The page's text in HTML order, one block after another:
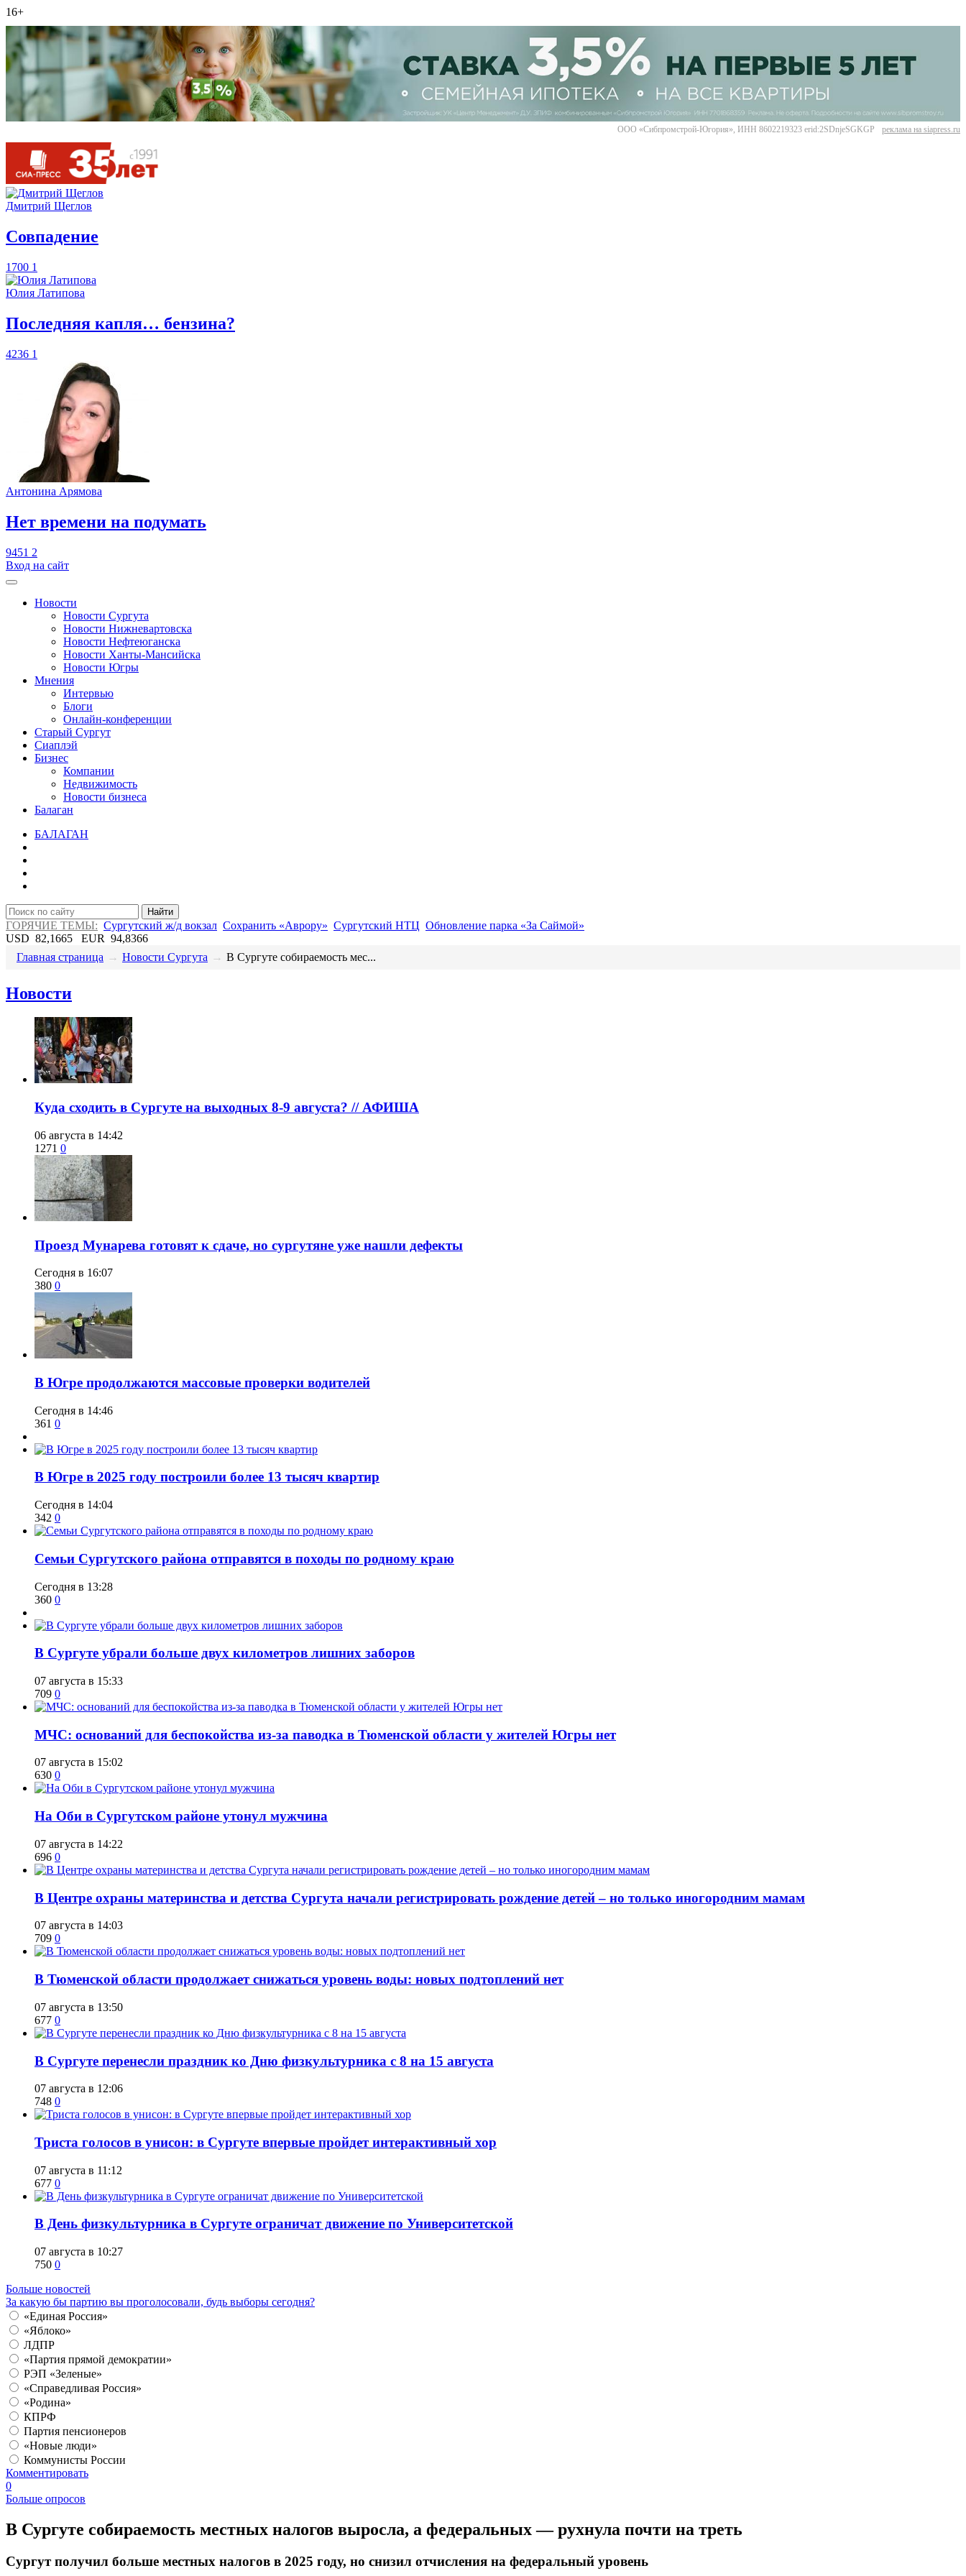
16+
ООО «Сибпромстрой-Югория», ИНН 8602219323 erid:2SDnjeSGKGP реклама на siapress.ru
Дмитрий Щеглов
​Совпадение
1700 1
Юлия Латипова
​Последняя капля… бензина?
4236 1
Антонина Арямова
​Нет времени на подумать
9451 2
Вход на сайт
Новости
Новости Сургута
Новости Нижневартовска
Новости Нефтеюганска
Новости Ханты-Мансийска
Новости Югры
Мнения
Интервью
Блоги
Онлайн-конференции
Старый Сургут
Сиаплэй
Бизнес
Компании
Недвижимость
Новости бизнеса
Балаган
БАЛАГАН
Найти
ГОРЯЧИЕ ТЕМЫ: Сургутский ж/д вокзал Сохранить «Аврору» Сургутский НТЦ Обновление парка «За Саймой»
USD 82,1665 EUR 94,8366
Главная страница → Новости Сургута → В Сургуте собираемость мес...
Новости
​Куда сходить в Сургуте на выходных 8-9 августа? // АФИША
06 августа в 14:42
1271 0
​Проезд Мунарева готовят к сдаче, но сургутяне уже нашли дефекты
Сегодня в 16:07
380 0
​В Югре продолжаются массовые проверки водителей
Сегодня в 14:46
361 0
​В Югре в 2025 году построили более 13 тысяч квартир
Сегодня в 14:04
342 0
​Семьи Сургутского района отправятся в походы по родному краю
Сегодня в 13:28
360 0
​В Сургуте убрали больше двух километров лишних заборов
07 августа в 15:33
709 0
​МЧС: оснований для беспокойства из-за паводка в Тюменской области у жителей Югры нет
07 августа в 15:02
630 0
​На Оби в Сургутском районе утонул мужчина
07 августа в 14:22
696 0
​В Центре охраны материнства и детства Сургута начали регистрировать рождение детей – но только иногородним мамам
07 августа в 14:03
709 0
​В Тюменской области продолжает снижаться уровень воды: новых подтоплений нет
07 августа в 13:50
677 0
​В Сургуте перенесли праздник ко Дню физкультурника с 8 на 15 августа
07 августа в 12:06
748 0
​Триста голосов в унисон: в Сургуте впервые пройдет интерактивный хор
07 августа в 11:12
677 0
​В День физкультурника в Сургуте ограничат движение по Университетской
07 августа в 10:27
750 0
Больше новостей
За какую бы партию вы проголосовали, будь выборы сегодня?
«Единая Россия»
«Яблоко»
ЛДПР
«Партия прямой демократии»
РЭП «Зеленые»
«Справедливая Россия»
«Родина»
КПРФ
Партия пенсионеров
«Новые люди»
Коммунисты России
Комментировать
0
Больше опросов
В Сургуте собираемость местных налогов выросла, а федеральных — рухнула почти на треть
Сургут получил больше местных налогов в 2025 году, но снизил отчисления на федеральный уровень